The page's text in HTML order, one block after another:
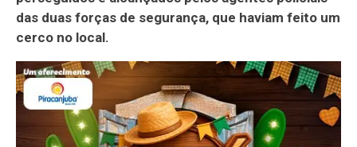
das duas forças de segurança, que haviam feito um
cerco no local.